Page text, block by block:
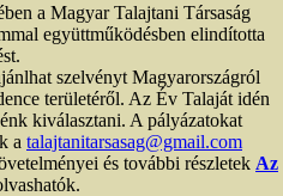
a Magyar Talajtani Társaság
együttműködésben elindította
szelvényt Magyarországról
területéről. Az Év Talaját idén
kiválasztani. A pályázatokat
a talajtanitarsasag@gmail.com
és további részletek Az